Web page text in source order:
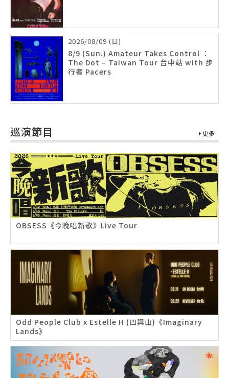
2026/08/09 (日)
8/9 (Sun.) Amateur Takes Control ：
The Dot – Taiwan Tour 台中站 with 步
行者 Pacers
巡演節目 更多
OBSESS《今晚唱新歌》Live Tour
Odd People Club x Estelle H (凹與山)《Imaginary
Lands》